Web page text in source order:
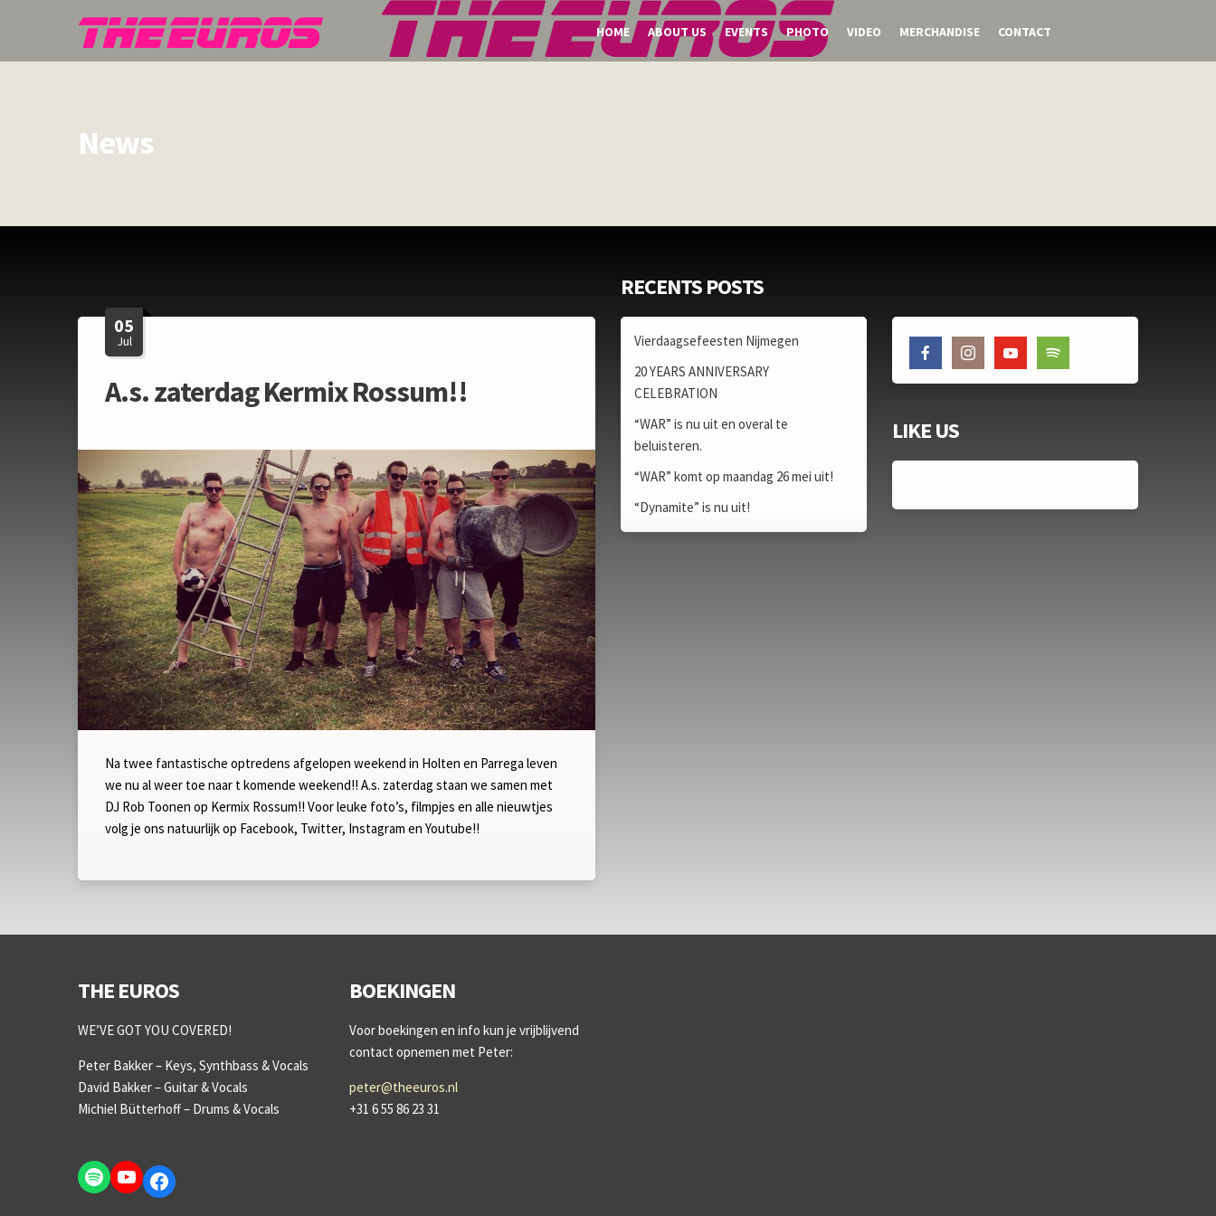
HOME ABOUT US EVENTS PHOTO VIDEO MERCHANDISE CONTACT
News
05
Jul
A.s. zaterdag Kermix Rossum!!
Na twee fantastische optredens afgelopen weekend in Holten en Parrega leven
we nu al weer toe naar t komende weekend!! A.s. zaterdag staan we samen met
DJ Rob Toonen op Kermix Rossum!! Voor leuke foto’s, filmpjes en alle nieuwtjes
volg je ons natuurlijk op Facebook, Twitter, Instagram en Youtube!!
RECENTS POSTS
Vierdaagsefeesten Nijmegen
20 YEARS ANNIVERSARY
CELEBRATION
“WAR” is nu uit en overal te
beluisteren.
“WAR” komt op maandag 26 mei uit!
“Dynamite” is nu uit!
LIKE US
THE EUROS
WE’VE GOT YOU COVERED!
Peter Bakker – Keys, Synthbass & Vocals
David Bakker – Guitar & Vocals
Michiel Bütterhoff – Drums & Vocals
SpotifyYouTubeFacebook
BOEKINGEN
Voor boekingen en info kun je vrijblijvend
contact opnemen met Peter:
peter@theeuros.nl
+31 6 55 86 23 31